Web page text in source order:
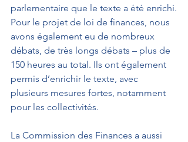
parlementaire que le texte a été enrichi.
Pour le projet de loi de finances, nous
avons également eu de nombreux
débats, de très longs débats – plus de
150 heures au total. Ils ont également
permis d’enrichir le texte, avec
plusieurs mesures fortes, notamment
pour les collectivités.
La Commission des Finances a aussi